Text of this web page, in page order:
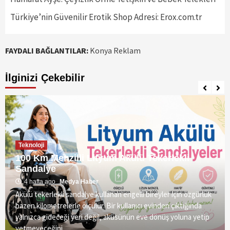
Türkiye’nin Güvenilir Erotik Shop Adresi: Erox.com.tr
FAYDALI BAĞLANTILAR: Konya Reklam
İlginizi Çekebilir
Teknoloji
100 Km Menzilli Lityum Akülü Tekerlekli
Sandalye
4 hafta ago Medya Haber
Akülü tekerlekli sandalye kullanan engelli bireyler için özgürlük
bazen kilometrelerle ölçülür. Bir kullanıcı evinden çıktığında
yalnızca gideceği yeri değil, aküsünün eve dönüş yoluna yetip